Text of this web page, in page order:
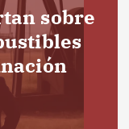
sobre